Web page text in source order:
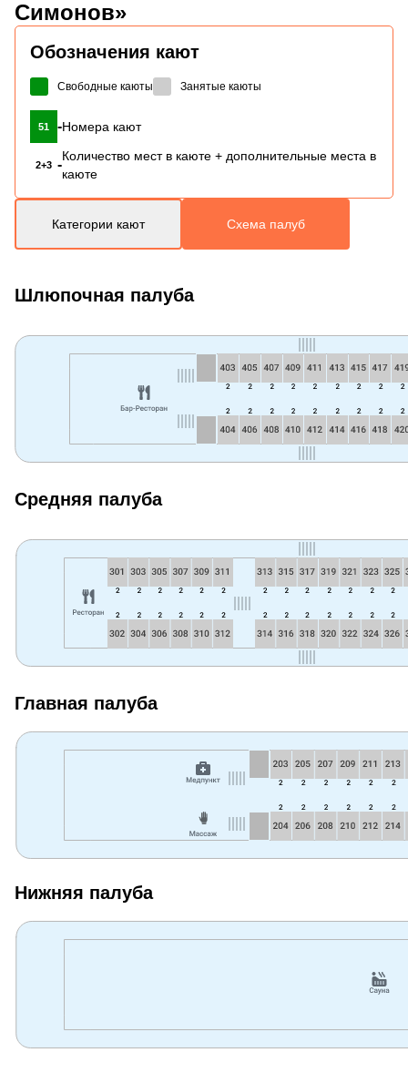
Симонов»
Обозначения кают
Свободные каюты Занятые каюты
51 -Номера кают
2+3 -
Количество мест в каюте + дополнительные места в
каюте
Категории кают Схема палуб
Шлюпочная палуба
Средняя палуба
Главная палуба
Нижняя палуба